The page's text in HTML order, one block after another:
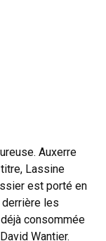
Auxerre
Lassine
est porté en
les
consommée
Wantier.